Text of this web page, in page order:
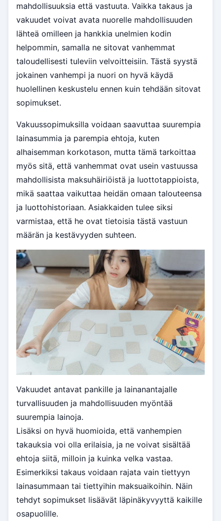
mahdollisuuksia että vastuuta. Vaikka takaus ja
vakuudet voivat avata nuorelle mahdollisuuden
lähteä omilleen ja hankkia unelmien kodin
helpommin, samalla ne sitovat vanhemmat
taloudellisesti tuleviin velvoitteisiin. Tästä syystä
jokainen vanhempi ja nuori on hyvä käydä
huolellinen keskustelu ennen kuin tehdään sitovat
sopimukset.
Vakuussopimuksilla voidaan saavuttaa suurempia
lainasummia ja parempia ehtoja, kuten
alhaisemman korkotason, mutta tämä tarkoittaa
myös sitä, että vanhemmat ovat usein vastuussa
mahdollisista maksuhäiriöistä ja luottotappioista,
mikä saattaa vaikuttaa heidän omaan talouteensa
ja luottohistoriaan. Asiakkaiden tulee siksi
varmistaa, että he ovat tietoisia tästä vastuun
määrän ja kestävyyden suhteen.
Vakuudet antavat pankille ja lainanantajalle
turvallisuuden ja mahdollisuuden myöntää
suurempia lainoja.
Lisäksi on hyvä huomioida, että vanhempien
takauksia voi olla erilaisia, ja ne voivat sisältää
ehtoja siitä, milloin ja kuinka velka vastaa.
Esimerkiksi takaus voidaan rajata vain tiettyyn
lainasummaan tai tiettyihin maksuaikoihin. Näin
tehdyt sopimukset lisäävät läpinäkyvyyttä kaikille
osapuolille.